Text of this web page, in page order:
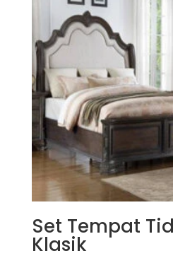
Set Tempat
Klasik